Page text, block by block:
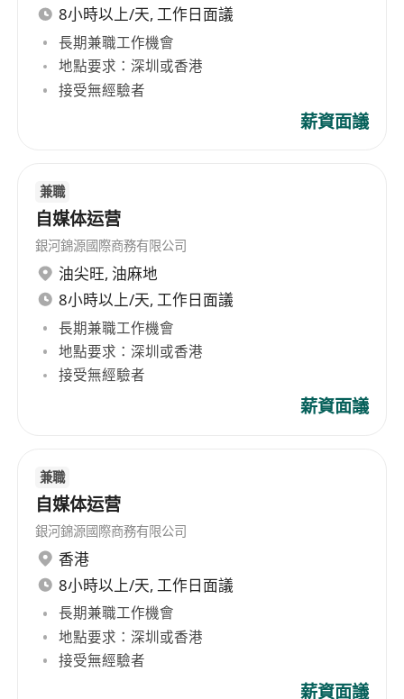
8小時以上/天, 工作日面議
長期兼職工作機會
地點要求：深圳或香港
接受無經驗者
薪資面議
兼職
自媒体运营
銀河錦源國際商務有限公司
油尖旺, 油麻地
8小時以上/天, 工作日面議
長期兼職工作機會
地點要求：深圳或香港
接受無經驗者
薪資面議
兼職
自媒体运营
銀河錦源國際商務有限公司
香港
8小時以上/天, 工作日面議
長期兼職工作機會
地點要求：深圳或香港
接受無經驗者
薪資面議